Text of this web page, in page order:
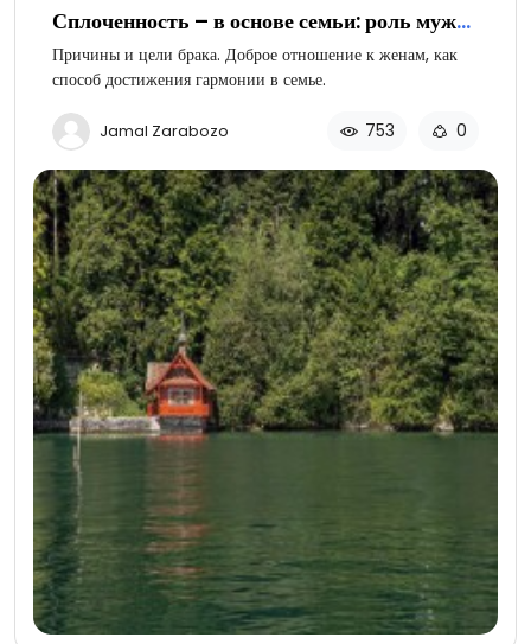
Сплоченность – в основе семьи: роль мужа
и жены (часть 2 из 4)
Причины и цели брака. Доброе отношение к женам, как
способ достижения гармонии в семье.
Jamal Zarabozo 753 0